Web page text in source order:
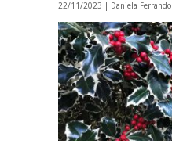
22/11/2023 | Daniela Ferrando